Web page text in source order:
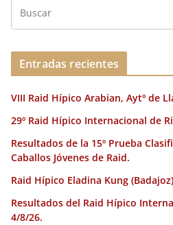
Entradas recientes
VIII Raid Hípico Arabian, Aytº de
29º Raid Hípico Internacional de
Resultados de la 15º Prueba
Caballos Jóvenes de Raid.
Raid Hípico Eladina Kung
Resultados del Raid Hípico
4/8/26.